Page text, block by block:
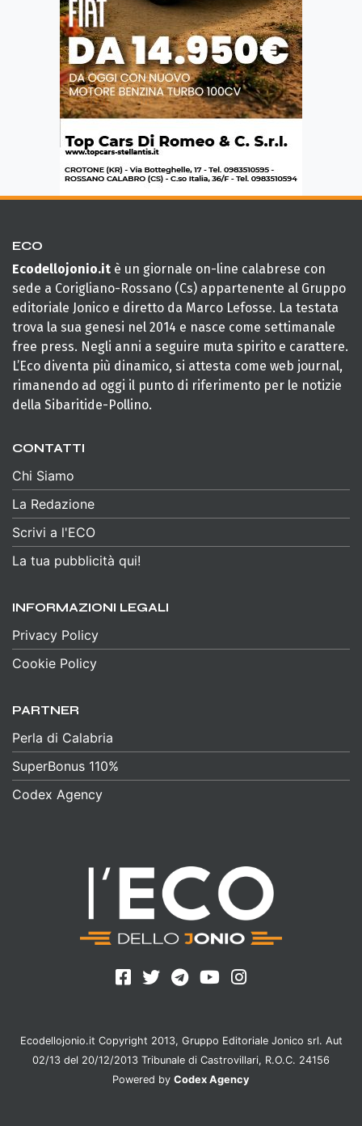
ECO
Ecodellojonio.it è un giornale on-line calabrese con
sede a Corigliano-Rossano (Cs) appartenente al Gruppo
editoriale Jonico e diretto da Marco Lefosse. La testata
trova la sua genesi nel 2014 e nasce come settimanale
free press. Negli anni a seguire muta spirito e carattere.
L’Eco diventa più dinamico, si attesta come web journal,
rimanendo ad oggi il punto di riferimento per le notizie
della Sibaritide-Pollino.
CONTATTI
Chi Siamo
La Redazione
Scrivi a l'ECO
La tua pubblicità qui!
INFORMAZIONI LEGALI
Privacy Policy
Cookie Policy
PARTNER
Perla di Calabria
SuperBonus 110%
Codex Agency
Ecodellojonio.it Copyright 2013, Gruppo Editoriale Jonico srl. Aut
02/13 del 20/12/2013 Tribunale di Castrovillari, R.O.C. 24156
Powered by Codex Agency